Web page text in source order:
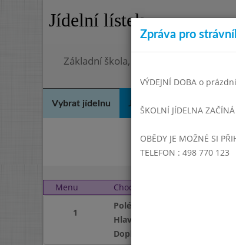
Jídelní lístek
Základní škola, Hradec Králové,
Vybrat jídelnu Jídelní lístek
Menu
Chod
1
Polévka
Hlavní jídlo
Doplněk
Zpráva pro
VÝDEJNÍ DOBA o
ŠKOLNÍ JÍDELNA
OBĚDY JE MOŽNÉ SI
TELEFON : 498 770 123